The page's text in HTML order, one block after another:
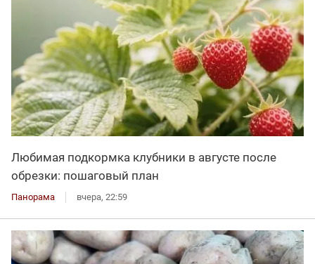
Любимая подкормка клубники в августе после
обрезки: пошаговый план
Панорама вчера, 22:59